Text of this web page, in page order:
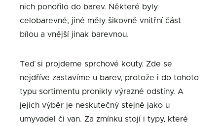
nich ponořilo do barev. Některé byly
celobarevné, jiné měly šikovně vnitřní část
bílou a vnější jinak barevnou.
Teď si projdeme sprchové kouty. Zde se
nejdříve zastavíme u barev, protože i do tohoto
typu sortimentu pronikly výrazné odstíny. A
jejich výběr je neskutečný stejně jako u
umyvadel či van. Za zmínku stojí i typy, které